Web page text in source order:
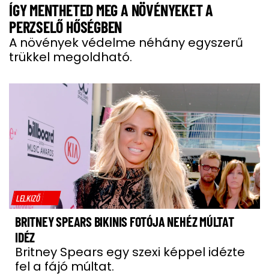
ÍGY MENTHETED MEG A NÖVÉNYEKET A
PERZSELŐ HŐSÉGBEN
A növények védelme néhány egyszerű
trükkel megoldható.
LELKIZŐ
BRITNEY SPEARS BIKINIS FOTÓJA NEHÉZ MÚLTAT
IDÉZ
Britney Spears egy szexi képpel idézte
fel a fájó múltat.